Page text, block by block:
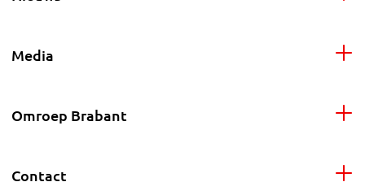
Media
Omroep Brabant
Contact